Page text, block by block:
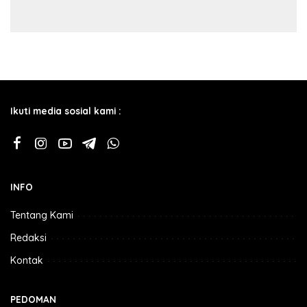
Ikuti media sosial kami :
INFO
Tentang Kami
Redaksi
Kontak
PEDOMAN